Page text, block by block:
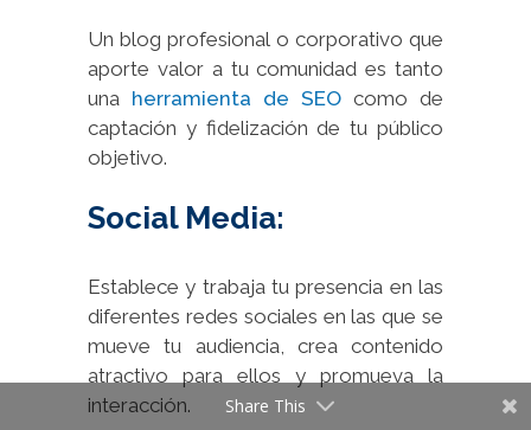
Un blog profesional o corporativo que
aporte valor a tu comunidad es tanto
una herramienta de SEO como de
captación y fidelización de tu público
objetivo.
Social Media:
Establece y trabaja tu presencia en las
diferentes redes sociales en las que se
mueve tu audiencia, crea contenido
atractivo para ellos y promueva la
interacción.
Share This